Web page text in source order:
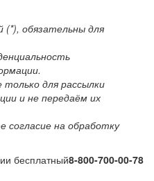
(*), обязательны для
для рассылки
и не передаём их
на обработку
бесплатный8-800-700-00-78